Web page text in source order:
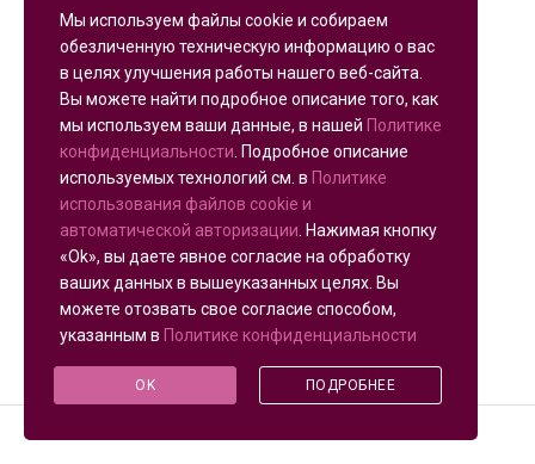
Мы используем файлы cookie и собираем
обезличенную техническую информацию о вас
в целях улучшения работы нашего веб-сайта.
Вы можете найти подробное описание того, как
мы используем ваши данные, в нашей Политике
конфиденциальности . Подробное описание
используемых технологий см. в Политике
использования файлов cookie и
автоматической авторизации . Нажимая кнопку
«Ok», вы даете явное согласие на обработку
ваших данных в вышеуказанных целях. Вы
можете отозвать свое согласие способом,
указанным в Политике конфиденциальности
OK ПОДРОБНЕЕ